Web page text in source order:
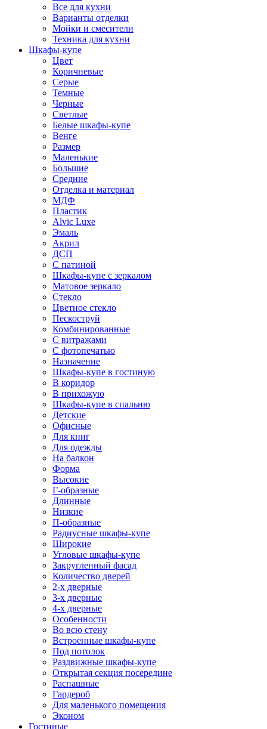
Все для кухни
Варианты отделки
Мойки и смесители
Техника для кухни
Шкафы-купе
Цвет
Коричневые
Серые
Темные
Черные
Светлые
Белые шкафы-купе
Венге
Размер
Маленькие
Большие
Средние
Отделка и материал
МДФ
Пластик
Alvic Luxe
Эмаль
Акрил
ДСП
С патиной
Шкафы-купе с зеркалом
Матовое зеркало
Стекло
Цветное стекло
Пескоструй
Комбинированные
С витражами
С фотопечатью
Назначение
Шкафы-купе в гостиную
В коридор
В прихожую
Шкафы-купе в спальню
Детские
Офисные
Для книг
Для одежды
На балкон
Форма
Высокие
Г-образные
Длинные
Низкие
П-образные
Радиусные шкафы-купе
Широкие
Угловые шкафы-купе
Закругленный фасад
Количество дверей
2-х дверные
3-х дверные
4-х дверные
Особенности
Во всю стену
Встроенные шкафы-купе
Под потолок
Раздвижные шкафы-купе
Открытая секция посередине
Распашные
Гардероб
Для маленького помещения
Эконом
Гостиные